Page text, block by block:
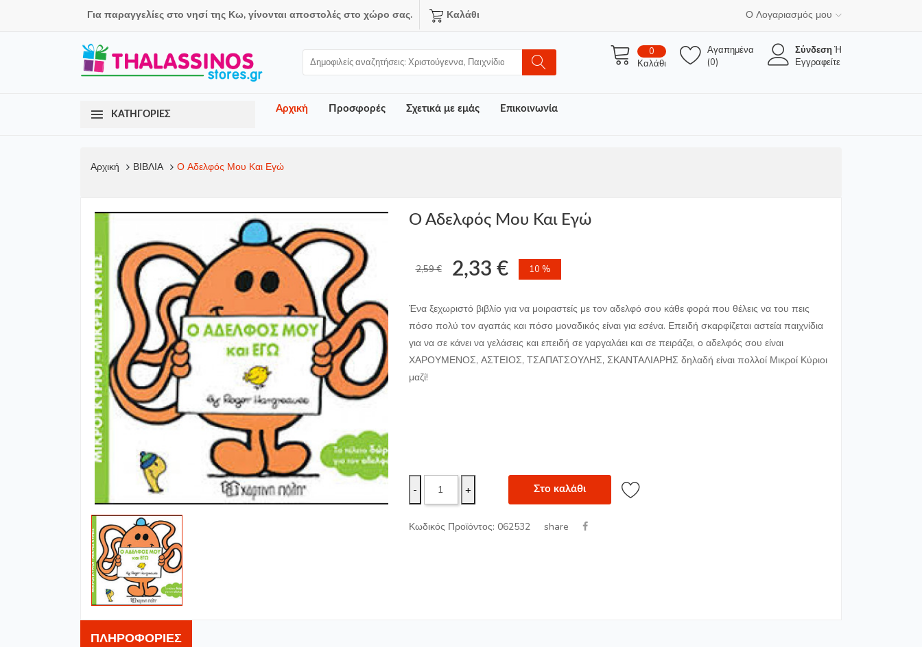
Για παραγγελίες στο νησί της Κω, γίνονται αποστολές στο χώρο σας. Καλάθι Ο Λογαριασμός μου
0
Καλάθι
Αγαπημένα
(0)
ΣύνδεσηΉ
Εγγραφείτε
ΚΑΤΗΓΟΡΙΕΣ
Αρχική Προσφορές Σχετικά με εμάς Επικοινωνία
Αρχική ΒΙΒΛΙΑ Ο Αδελφός Μου Και Εγώ
Ο Αδελφός Μου Και Εγώ
2,59 € 2,33 € 10 %
Ένα ξεχωριστό βιβλίο για να μοιραστείς με τον αδελφό σου κάθε φορά που θέλεις να του πεις
πόσο πολύ τον αγαπάς και πόσο μοναδικός είναι για εσένα. Επειδή σκαρφίζεται αστεία παιχνίδια
για να σε κάνει να γελάσεις και επειδή σε γαργαλάει και σε πειράζει, ο αδελφός σου είναι
ΧΑΡΟΥΜΕΝΟΣ, ΑΣΤΕΙΟΣ, ΤΣΑΠΑΤΣΟΥΛΗΣ, ΣΚΑΝΤΑΛΙΑΡΗΣ δηλαδή είναι πολλοί Μικροί Κύριοι
μαζί!
- + Στο καλάθι
Κωδικός Προϊόντος: 062532 share
ΠΛΗΡΟΦΟΡΊΕΣ